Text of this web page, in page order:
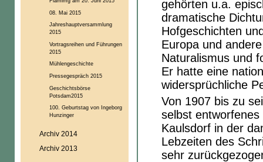
gehörten u.a.
dramatische
Hofgeschichten
Europa und
Naturalismus und
Er hatte eine
widersprüchliche
Von 1907 bis zu
selbst
Kaulsdorf in der
Lebzeiten des
sehr
08. Mai 2015
Jahreshauptversammlung
2015
Vortragsreihen und Führungen
2015
Mühlengeschichte
Pressegespräch 2015
Geschichtsbörse
Potsdam2015
100. Geburtstag von Ingeborg
Hunzinger
Archiv 2014
Archiv 2013